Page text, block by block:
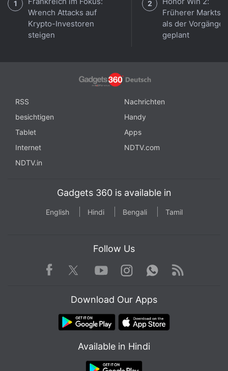
Wrench Attacks auf
Krypto-Investoren
steigen
Früherer
als der Vorgänger
geplant
RSS
Nachrichten
besichtigen
Handy
Tablet
Apps
Internet
NDTV.com
NDTV.in
Gadgets 360 is available in
English Hindi Bengali Tamil
Follow Us
Facebook TwitterYoutube
Instagram WhatsApp
Rss
Download Our Apps
Available in Hindi